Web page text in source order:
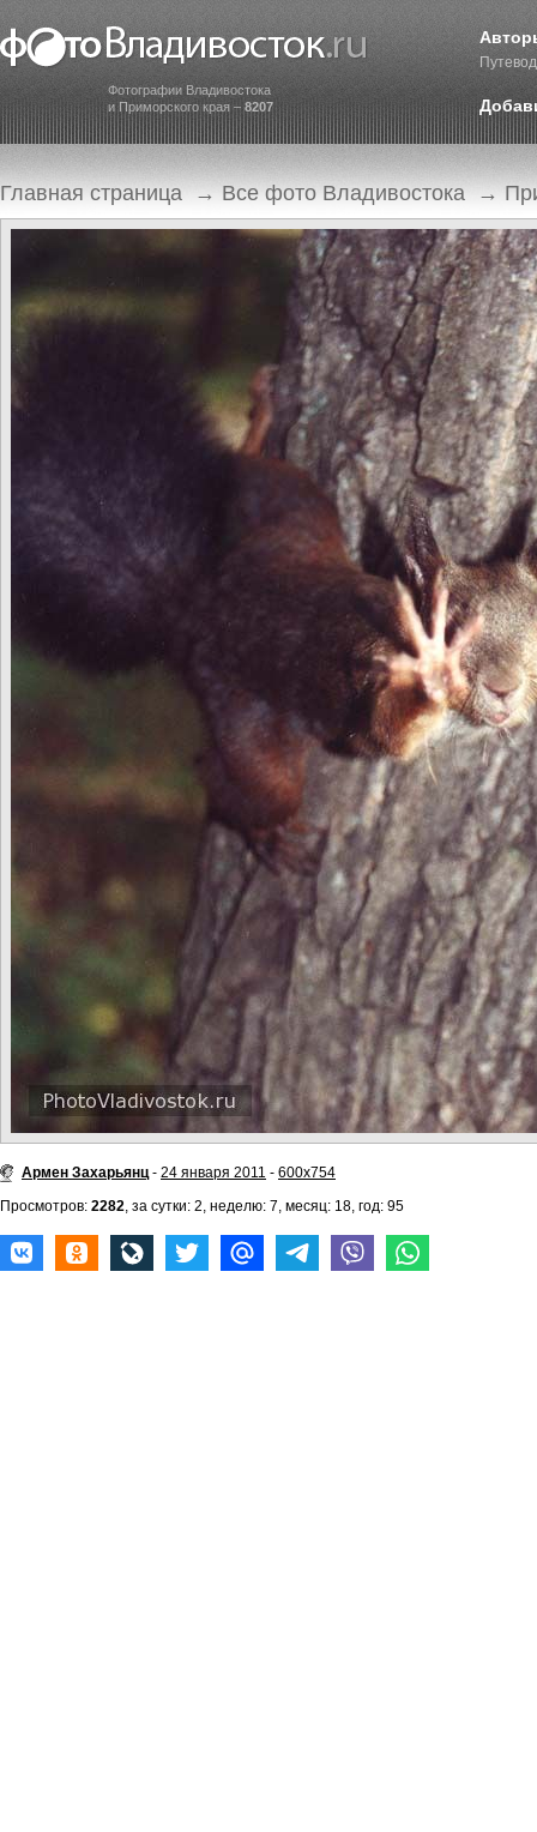
Фотографии Владивостока
и Приморского края – 8207
Главная страница → Все фото Владивостока →
Армен Захарьянц- 24 января 2011 - 600x754
Просмотров: 2282, за сутки: 2, неделю: 7, месяц: 18, год: 95